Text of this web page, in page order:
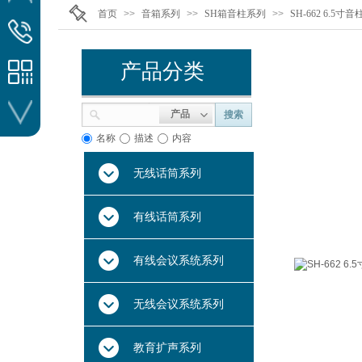
首页 >> 音箱系列 >> SH箱音柱系列 >> SH-662 6.5寸音
产品分类
产品 搜索
名称 描述 内容
无线话筒系列
有线话筒系列
有线会议系统系列
无线会议系统系列
教育扩声系列
热线电话
020-81260815
一扫-了解更多